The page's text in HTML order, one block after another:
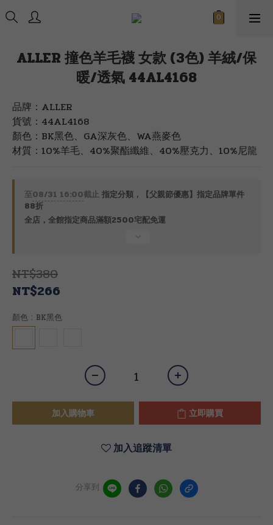
ALLER 撞色羊毛襪 女款 (3色) 羊絨/保
暖/透氣 44AL4168
品牌：ALLER
貨號：44AL4168
顏色：BK黑色、GA深灰色、WA燕麥色
材質：10%羊毛、40%聚酯纖維、40%壓克力、10%尼龍
至08/31 16:00截止 指定分類，【父親節優惠】指定品牌單件
88折
全店，全館指定商品滿額2500宅配免運
NT$380
NT$266
顏色 : BK黑色
加入購物車 立即購買
加入追蹤清單
分享到